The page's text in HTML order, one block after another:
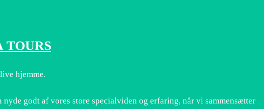
TOURS
hjemme.
godt af vores store specialviden og erfaring, når vi sammensætter